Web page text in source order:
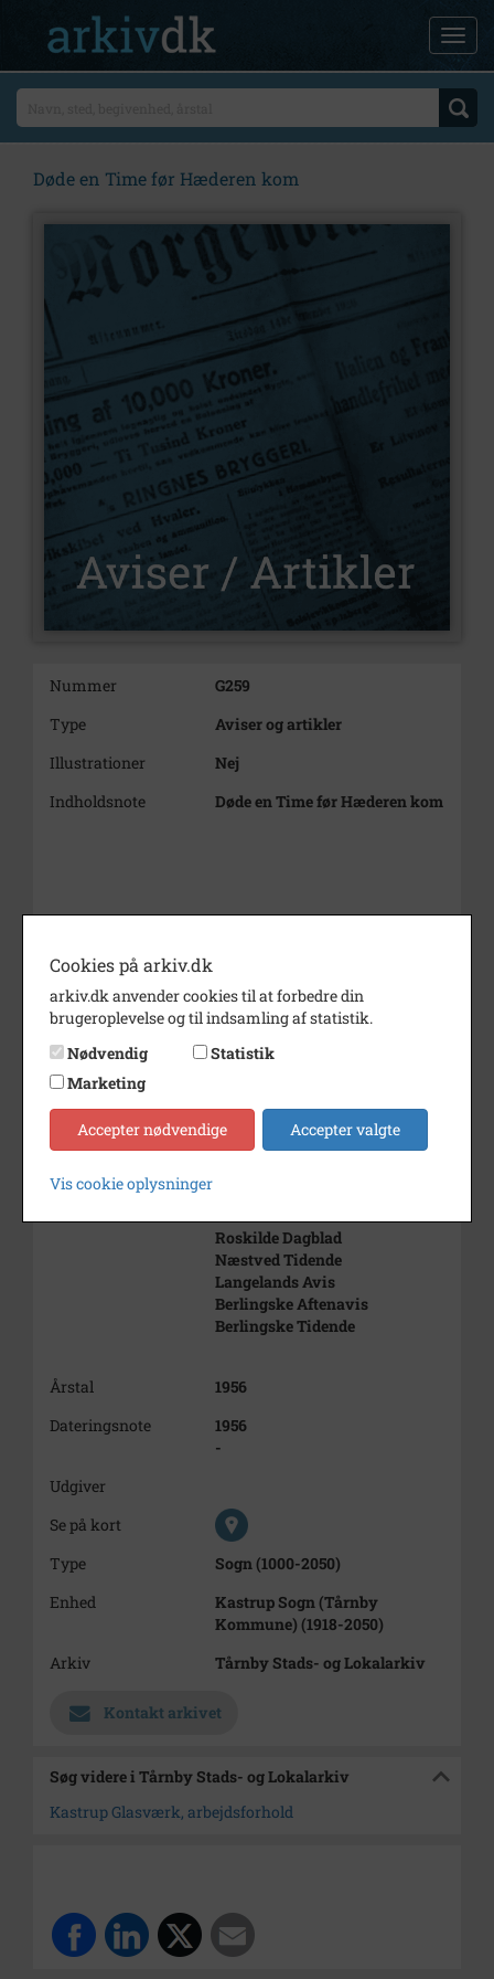
Døde en Time før Hæderen kom
Nummer
G259
Type
Aviser og artikler
Illustrationer
Nej
Indholdsnote
Døde en Time før Hæderen kom
Bemærkning
Roskilde Dagblad
Næstved Tidende
Langelands Avis
Berlingske Aftenavis
Berlingske Tidende
Årstal
1956
Dateringsnote
1956
-
Udgiver
Se på kort
Type
Sogn (1000-2050)
Enhed
Kastrup Sogn (Tårnby
Kommune) (1918-2050)
Arkiv
Tårnby Stads- og Lokalarkiv
Kontakt arkivet
Søg videre i Tårnby Stads- og Lokalarkiv
Kastrup Glasværk, arbejdsforhold
Cookies på arkiv.dk
arkiv.dk anvender cookies til at forbedre din
brugeroplevelse og til indsamling af statistik.
Nødvendig
Statistik
Marketing
Accepter nødvendige Accepter valgte
Vis cookie oplysninger